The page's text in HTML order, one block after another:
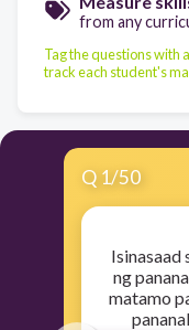
from any
Tag the questions with
track each student's
Q 1/50
Isinasaad
ng
matamo